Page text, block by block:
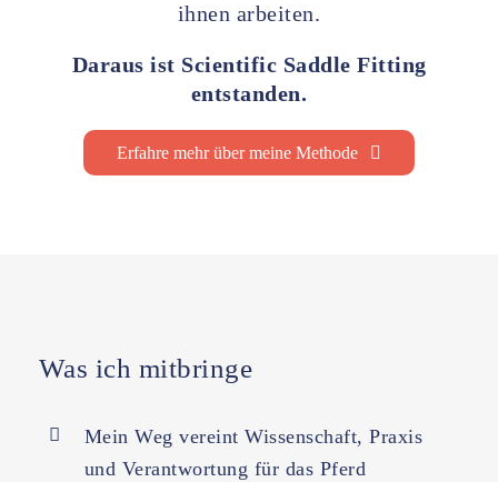
ihnen arbeiten.
Daraus ist Scientific Saddle Fitting
entstanden.
Erfahre mehr über meine Methode
Was ich mitbringe
Mein Weg vereint Wissenschaft, Praxis
und Verantwortung für das Pferd